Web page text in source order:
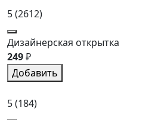
5(2612)
Дизайнерская открытка
249₽
Добавить
5(184)